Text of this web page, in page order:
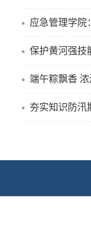
应急管理学院
保护黄河强技
端午粽飘香
夯实知识防汛